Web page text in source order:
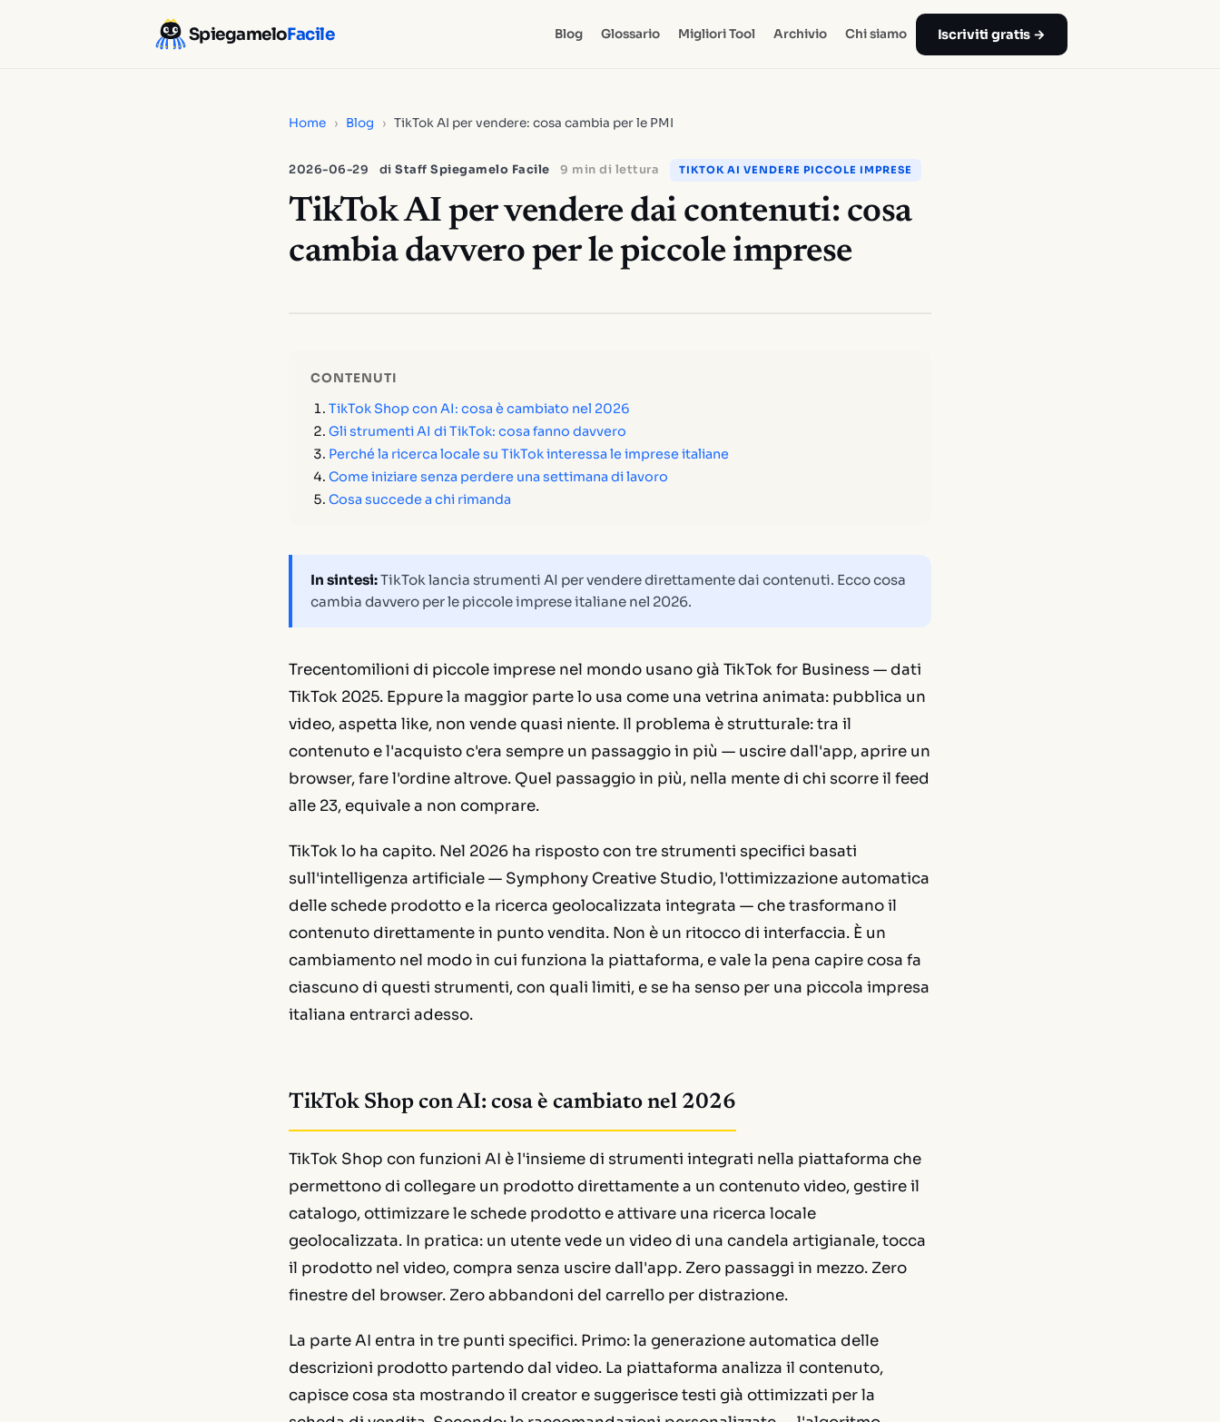
SpiegameloFacile Blog Glossario Migliori Tool Archivio Chi siamo Iscriviti gratis →
Home › Blog › TikTok AI per vendere: cosa cambia per le PMI
2026-06-29 di Staff Spiegamelo Facile 9 min di lettura TIKTOK AI VENDERE PICCOLE IMPRESE
TikTok AI per vendere dai contenuti: cosa
cambia davvero per le piccole imprese
CONTENUTI
TikTok Shop con AI: cosa è cambiato nel 2026
Gli strumenti AI di TikTok: cosa fanno davvero
Perché la ricerca locale su TikTok interessa le imprese italiane
Come iniziare senza perdere una settimana di lavoro
Cosa succede a chi rimanda
In sintesi:TikTok lancia strumenti AI per vendere direttamente dai contenuti. Ecco cosa
cambia davvero per le piccole imprese italiane nel 2026.
Trecentomilioni di piccole imprese nel mondo usano già TikTok for Business — dati
TikTok 2025. Eppure la maggior parte lo usa come una vetrina animata: pubblica un
video, aspetta like, non vende quasi niente. Il problema è strutturale: tra il
contenuto e l'acquisto c'era sempre un passaggio in più — uscire dall'app, aprire un
browser, fare l'ordine altrove. Quel passaggio in più, nella mente di chi scorre il feed
alle 23, equivale a non comprare.
TikTok lo ha capito. Nel 2026 ha risposto con tre strumenti specifici basati
sull'intelligenza artificiale — Symphony Creative Studio, l'ottimizzazione automatica
delle schede prodotto e la ricerca geolocalizzata integrata — che trasformano il
contenuto direttamente in punto vendita. Non è un ritocco di interfaccia. È un
cambiamento nel modo in cui funziona la piattaforma, e vale la pena capire cosa fa
ciascuno di questi strumenti, con quali limiti, e se ha senso per una piccola impresa
italiana entrarci adesso.
TikTok Shop con AI: cosa è cambiato nel 2026
TikTok Shop con funzioni AI è l'insieme di strumenti integrati nella piattaforma che
permettono di collegare un prodotto direttamente a un contenuto video, gestire il
catalogo, ottimizzare le schede prodotto e attivare una ricerca locale
geolocalizzata. In pratica: un utente vede un video di una candela artigianale, tocca
il prodotto nel video, compra senza uscire dall'app. Zero passaggi in mezzo. Zero
finestre del browser. Zero abbandoni del carrello per distrazione.
La parte AI entra in tre punti specifici. Primo: la generazione automatica delle
descrizioni prodotto partendo dal video. La piattaforma analizza il contenuto,
capisce cosa sta mostrando il creator e suggerisce testi già ottimizzati per la